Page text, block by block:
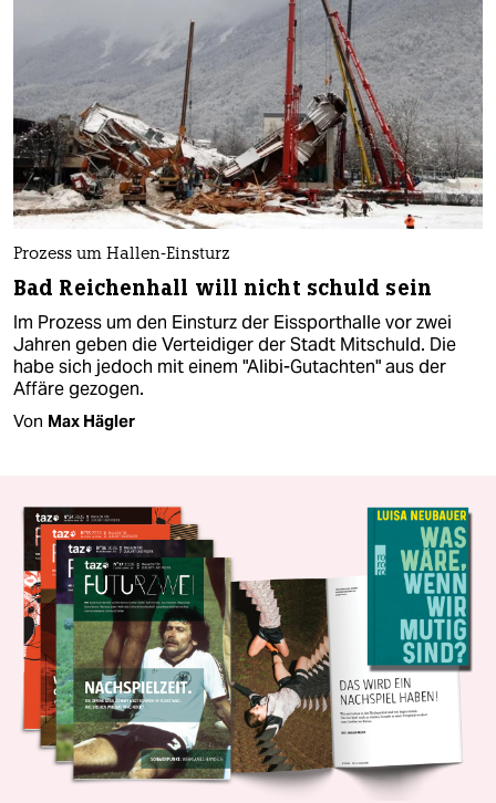
Prozess um Hallen-Einsturz
Bad Reichenhall will nicht schuld sein
Im Prozess um den Einsturz der Eissporthalle vor zwei
Jahren geben die Verteidiger der Stadt Mitschuld. Die
habe sich jedoch mit einem "Alibi-Gutachten" aus der
Affäre gezogen.
Von Max Hägler